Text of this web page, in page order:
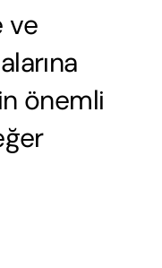
ve
önemli